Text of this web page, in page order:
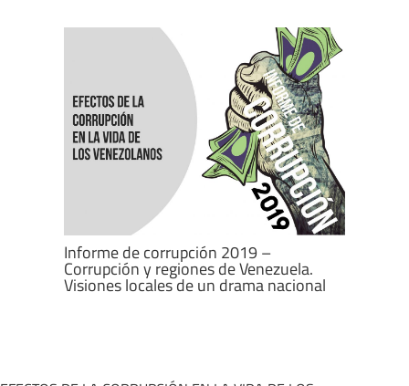
Informe de corrupción 2019 –
Corrupción y regiones de Venezuela.
Visiones locales de un drama nacional